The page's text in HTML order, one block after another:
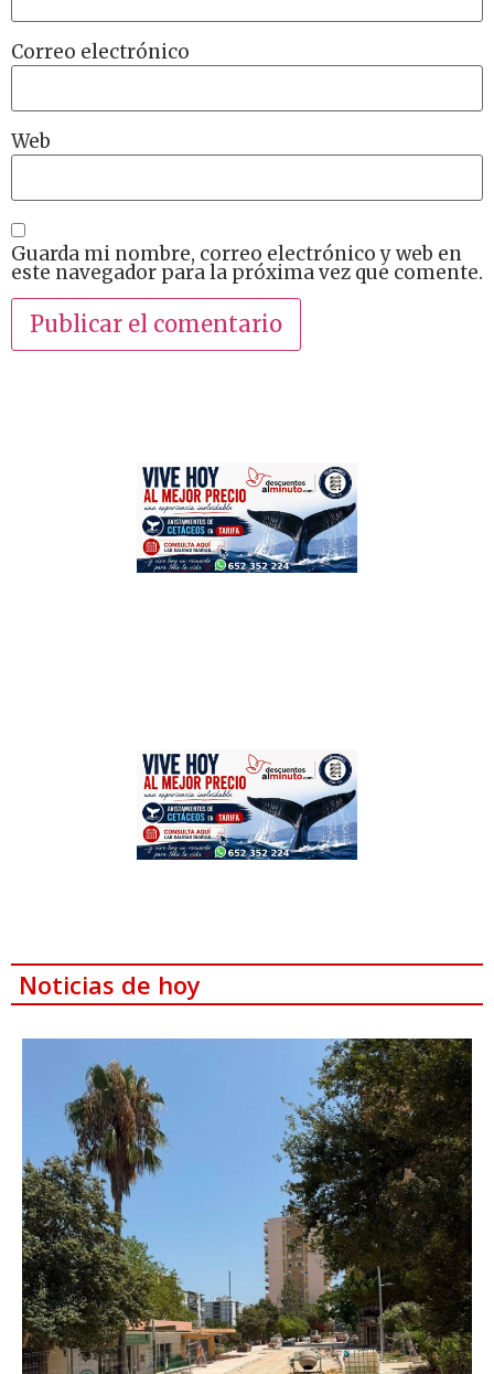
Correo electrónico
Web
Guarda mi nombre, correo electrónico y web en
este navegador para la próxima vez que comente.
Noticias de hoy